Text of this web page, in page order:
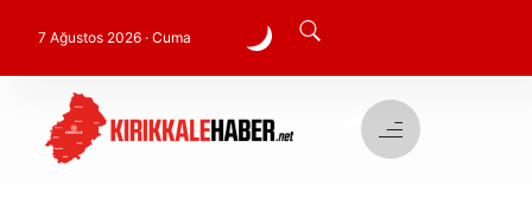
7 Ağustos 2026 · Cuma